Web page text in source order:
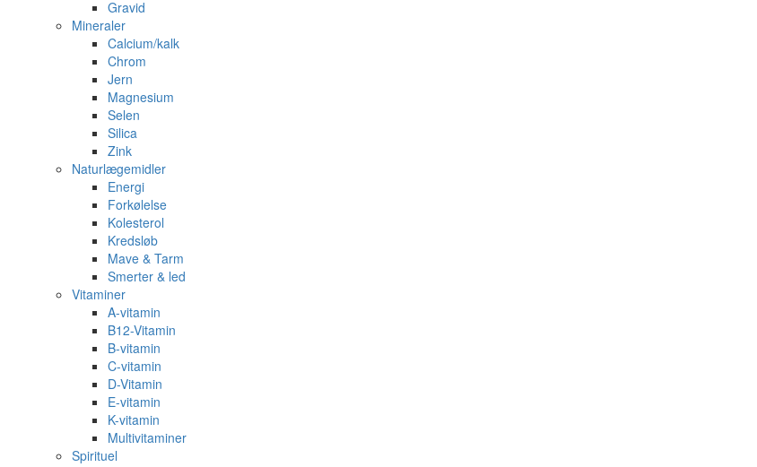
Gravid
Mineraler
Calcium/kalk
Chrom
Jern
Magnesium
Selen
Silica
Zink
Naturlægemidler
Energi
Forkølelse
Kolesterol
Kredsløb
Mave & Tarm
Smerter & led
Vitaminer
A-vitamin
B12-Vitamin
B-vitamin
C-vitamin
D-Vitamin
E-vitamin
K-vitamin
Multivitaminer
Spirituel